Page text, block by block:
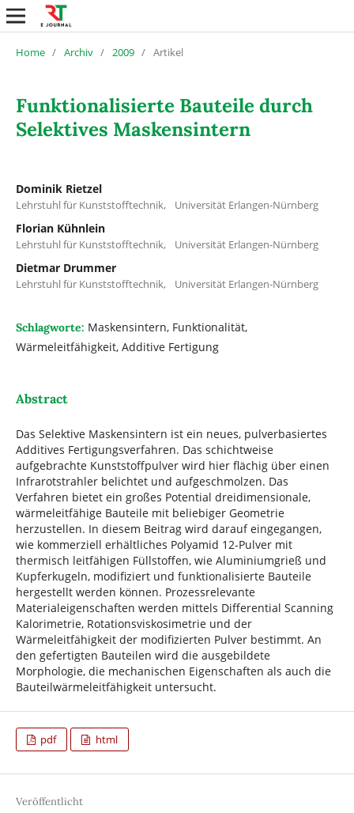
Home / Archiv / 2009 / Artikel
Funktionalisierte Bauteile durch
Selektives Maskensintern
Dominik Rietzel
Lehrstuhl für Kunststofftechnik, Universität Erlangen-Nürnberg
Florian Kühnlein
Lehrstuhl für Kunststofftechnik, Universität Erlangen-Nürnberg
Dietmar Drummer
Lehrstuhl für Kunststofftechnik, Universität Erlangen-Nürnberg
Schlagworte: Maskensintern, Funktionalität,
Wärmeleitfähigkeit, Additive Fertigung
Abstract
Das Selektive Maskensintern ist ein neues, pulverbasiertes
Additives Fertigungsverfahren. Das schichtweise
aufgebrachte Kunststoffpulver wird hier flächig über einen
Infrarotstrahler belichtet und aufgeschmolzen. Das
Verfahren bietet ein großes Potential dreidimensionale,
wärmeleitfähige Bauteile mit beliebiger Geometrie
herzustellen. In diesem Beitrag wird darauf eingegangen,
wie kommerziell erhältliches Polyamid 12-Pulver mit
thermisch leitfähigen Füllstoffen, wie Aluminiumgrieß und
Kupferkugeln, modifiziert und funktionalisierte Bauteile
hergestellt werden können. Prozessrelevante
Materialeigenschaften werden mittels Differential Scanning
Kalorimetrie, Rotationsviskosimetrie und der
Wärmeleitfähigkeit der modifizierten Pulver bestimmt. An
den gefertigten Bauteilen wird die ausgebildete
Morphologie, die mechanischen Eigenschaften als auch die
Bauteilwärmeleitfähigkeit untersucht.
pdf html
Veröffentlicht